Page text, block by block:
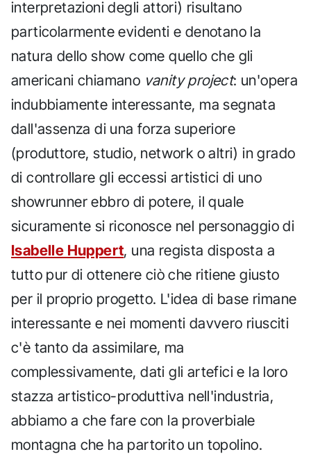
interpretazioni degli attori) risultano
particolarmente evidenti e denotano la
natura dello show come quello che gli
americani chiamano vanity project: un'opera
indubbiamente interessante, ma segnata
dall'assenza di una forza superiore
(produttore, studio, network o altri) in grado
di controllare gli eccessi artistici di uno
showrunner ebbro di potere, il quale
sicuramente si riconosce nel personaggio di
Isabelle Huppert, una regista disposta a
tutto pur di ottenere ciò che ritiene giusto
per il proprio progetto. L'idea di base rimane
interessante e nei momenti davvero riusciti
c'è tanto da assimilare, ma
complessivamente, dati gli artefici e la loro
stazza artistico-produttiva nell'industria,
abbiamo a che fare con la proverbiale
montagna che ha partorito un topolino.